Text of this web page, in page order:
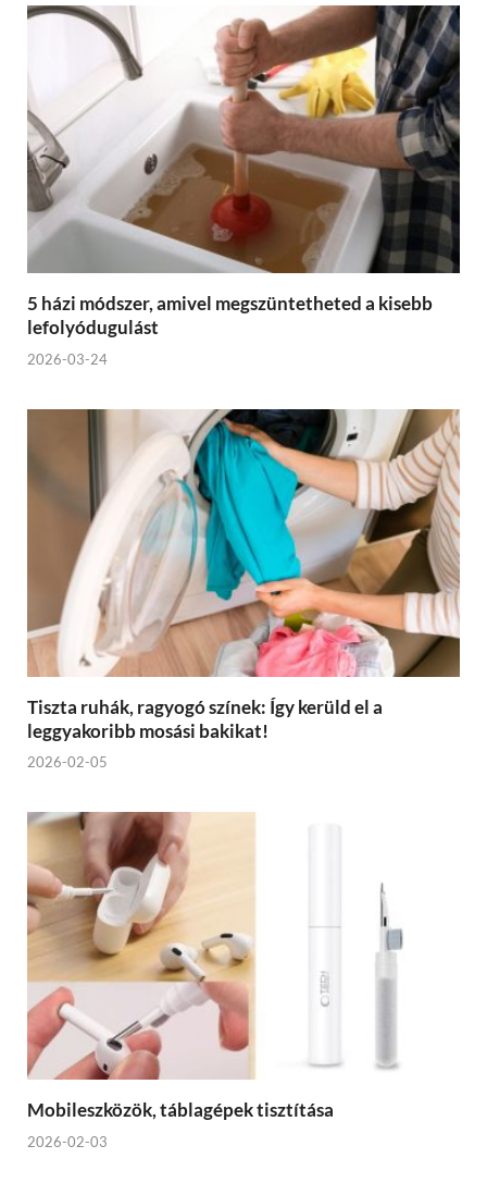
5 házi módszer, amivel megszüntetheted a kisebb
lefolyódugulást
2026-03-24
Tiszta ruhák, ragyogó színek: Így kerüld el a
leggyakoribb mosási bakikat!
2026-02-05
Mobileszközök, táblagépek tisztítása
2026-02-03